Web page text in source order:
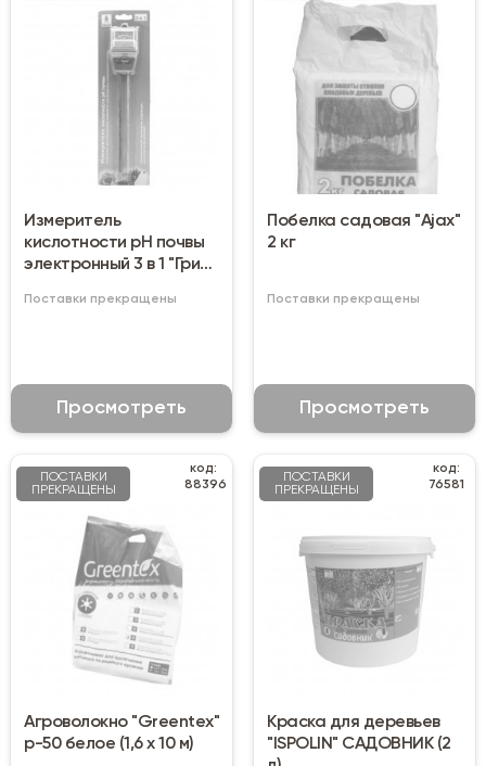
Измеритель
кислотности pH почвы
электронный 3 в 1 "Грин
Поставки прекращены
Просмотреть
Побелка садовая "Ajax"
2 кг
Поставки прекращены
Просмотреть
ПОСТАВКИ
ПРЕКРАЩЕНЫ
код:
88396
Агроволокно "Greentex"
р-50 белое (1,6 х 10 м)
ПОСТАВКИ
ПРЕКРАЩЕНЫ
код:
76581
Краска для деревьев
"ISPOLIN" САДОВНИК (2